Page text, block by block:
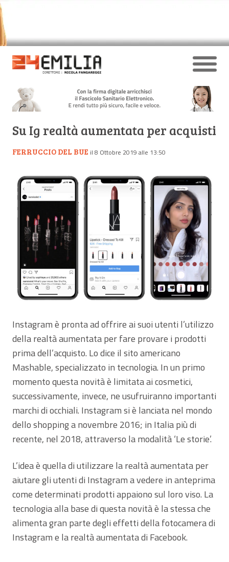
Su Ig realtà aumentata per acquisti
FERRUCCIO DEL BUE il 8 Ottobre 2019 alle 13:50
Instagram è pronta ad offrire ai suoi utenti l’utilizzo
della realtà aumentata per fare provare i prodotti
prima dell’acquisto. Lo dice il sito americano
Mashable, specializzato in tecnologia. In un primo
momento questa novità è limitata ai cosmetici,
successivamente, invece, ne usufruiranno importanti
marchi di occhiali. Instagram si è lanciata nel mondo
dello shopping a novembre 2016; in Italia più di
recente, nel 2018, attraverso la modalità ‘Le storie’.
L’idea è quella di utilizzare la realtà aumentata per
aiutare gli utenti di Instagram a vedere in anteprima
come determinati prodotti appaiono sul loro viso. La
tecnologia alla base di questa novità è la stessa che
alimenta gran parte degli effetti della fotocamera di
Instagram e la realtà aumentata di Facebook.